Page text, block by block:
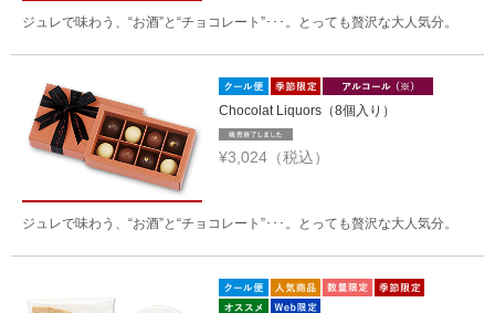
ジュレで味わう、“お酒”と“チョコレート”･･･。とっても贅沢な大人気分。
Chocolat Liquors（8個入り）
¥3,024（税込）
ジュレで味わう、“お酒”と“チョコレート”･･･。とっても贅沢な大人気分。